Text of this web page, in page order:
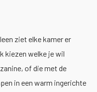
ziet elke kamer er
kiezen welke je wil
of die met de
in een warm ingerichte